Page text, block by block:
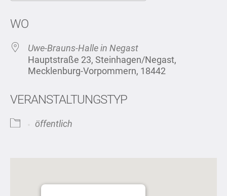
WO
Uwe-Brauns-Halle in Negast
Hauptstraße 23, Steinhagen/Negast,
Mecklenburg-Vorpommern, 18442
VERANSTALTUNGSTYP
öffentlich